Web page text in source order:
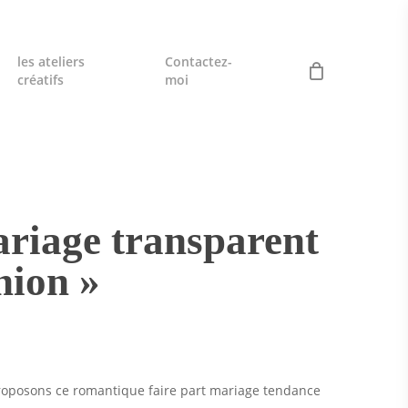
les ateliers
créatifs
Contactez-
moi
transparent
»
ce romantique faire part mariage tendance